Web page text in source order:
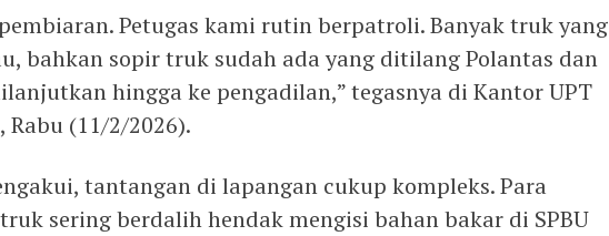
Petugas kami rutin berpatroli. Banyak truk yang
bahkan sopir truk sudah ada yang ditilang Polantas dan
hingga ke pengadilan,” tegasnya di Kantor UPT
Rabu (11/2/2026).
tantangan di lapangan cukup kompleks. Para
sering berdalih hendak mengisi bahan bakar di SPBU